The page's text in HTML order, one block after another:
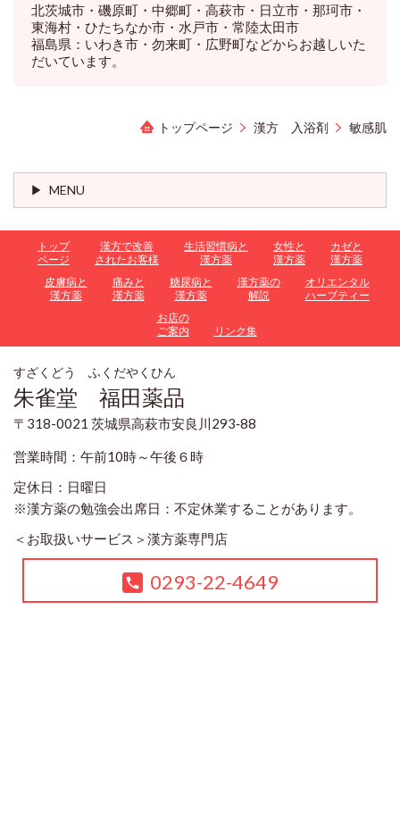
北茨城市・磯原町・中郷町・高萩市・日立市・那珂市・
東海村・ひたちなか市・水戸市・常陸太田市
福島県：いわき市・勿来町・広野町などからお越しいた
だいています。
トップページ 漢方 入浴剤 敏感肌
MENU
トップ
ページ
漢方で改善
されたお客様
生活習慣病と
漢方薬
女性と
漢方薬
カゼと
漢方薬
皮膚病と
漢方薬
痛みと
漢方薬
糖尿病と
漢方薬
漢方薬の
解説
オリエンタル
ハーブティー
お店の
ご案内
リンク集
すざくどう ふくだやくひん
朱雀堂 福田薬品
〒318-0021 茨城県高萩市安良川293‐88
営業時間：午前10時～午後６時
定休日：日曜日
※漢方薬の勉強会出席日：不定休業することがあります。
＜お取扱いサービス＞ 漢方薬専門店
0293-22-4649